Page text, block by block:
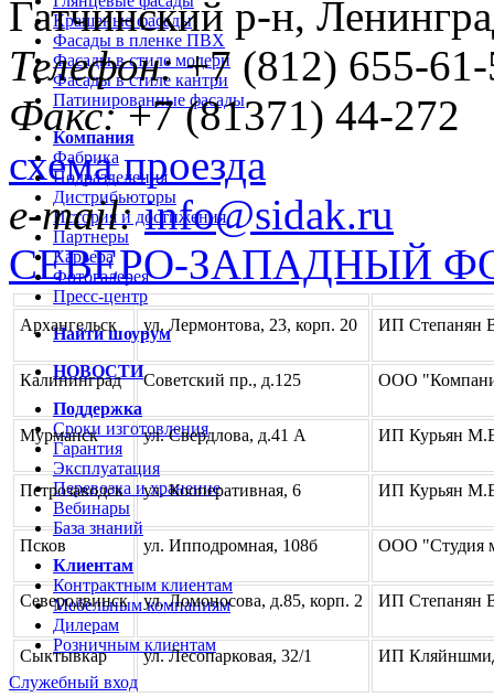
Крашеные фасады
Фасады в пленке ПВХ
Фасады в стиле модерн
Фасады в стиле кантри
Патинированные фасады
Компания
Фабрика
Подразделения
Дистрибьюторы
История и достижения
Партнеры
Карьера
Фотогалерея
Пресс-центр
Найти шоурум
НОВОСТИ
Поддержка
Сроки изготовления
Гарантия
Эксплуатация
Перевозка и хранение
Вебинары
База знаний
Клиентам
Контрактным клиентам
Мебельным компаниям
Дилерам
Розничным клиентам
Служебный вход
Гатчинский р-н,
Телефон:+7 (812) 655-
Факс:+7 (81371) 44-272
схема проезда
e-mail: info@sidak.ru
СЕВЕРО-ЗАПАДНЫЙ
Архангельск ул. Лермонтова, 23, корп. 20 ИП Степанян
Калининград Советский пр., д.125 ООО
Мурманск ул. Свердлова, д.41 А ИП Курьян
Петрозаводск ул. Кооперативная, 6 ИП Курьян
Псков ул. Ипподромная, 108б ООО "Студия
Северодвинск ул. Ломоносова, д.85, корп. 2 ИП Степанян
Сыктывкар ул. Лесопарковая, 32/1 ИП